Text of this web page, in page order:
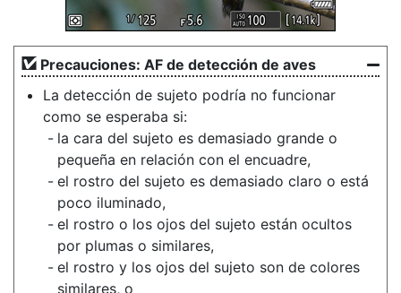
Precauciones: AF de detección de aves
La detección de sujeto podría no funcionar
como se esperaba si:
la cara del sujeto es demasiado grande o
pequeña en relación con el encuadre,
el rostro del sujeto es demasiado claro o está
poco iluminado,
el rostro o los ojos del sujeto están ocultos
por plumas o similares,
el rostro y los ojos del sujeto son de colores
similares, o